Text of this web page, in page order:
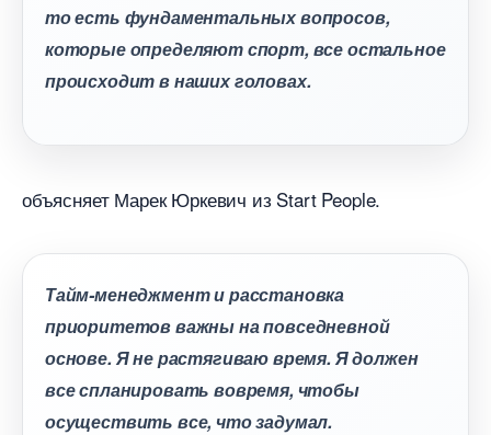
то есть фундаментальных вопросов,
которые определяют спорт, все остальное
происходит в наших головах.
объясняет Марек Юркевич из Start People.
Тайм-менеджмент и расстановка
приоритетов важны на повседневной
основе. Я не растягиваю время. Я должен
се спланировать вовремя, чтобы
осуществить все, что задумал.